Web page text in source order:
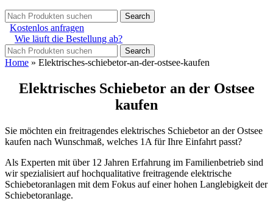
Search
Kostenlos anfragen
Wie läuft die Bestellung ab?
Search
Home » Elektrisches-schiebetor-an-der-ostsee-kaufen
Elektrisches Schiebetor an der Ostsee
kaufen
Sie möchten ein freitragendes elektrisches Schiebetor an der Ostsee
kaufen nach Wunschmaß, welches 1A für Ihre Einfahrt passt?
Als Experten mit über 12 Jahren Erfahrung im Familienbetrieb sind
wir spezialisiert auf hochqualitative freitragende elektrische
Schiebetoranlagen mit dem Fokus auf einer hohen Langlebigkeit der
Schiebetoranlage.